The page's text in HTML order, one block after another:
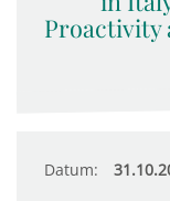
Proactivity
Datum: